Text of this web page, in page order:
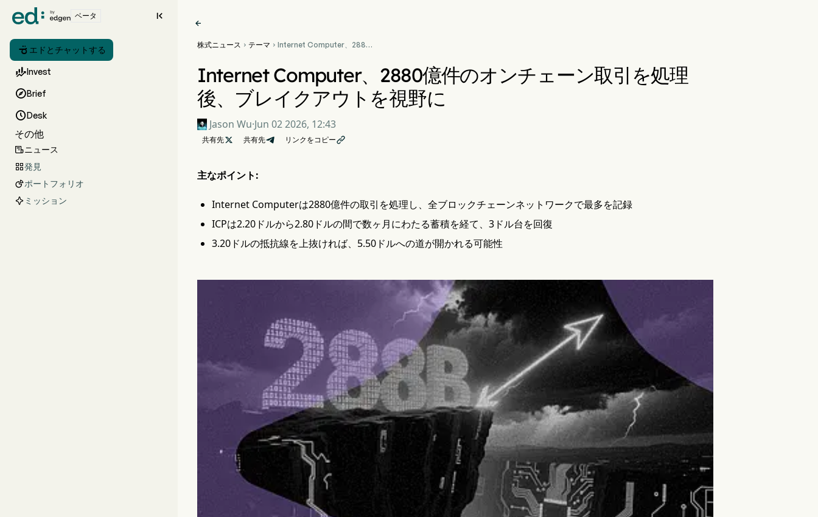
ベータ 
 エドとチャットする
Invest
Brief
Desk
その他
ニュース
発見
ポートフォリオ
ミッション

株式ニュース  テーマ  Internet Computer、2880
に
Internet Computer、2880億件のオンチェーン取引を処理
後、ブレイクアウトを視野に
Jason Wu·Jun 02 2026, 12:43
共有先 共有先 リンクをコピー
主なポイント:
Internet Computerは2880億件の取引を処理し、全ブロックチェーンネットワークで最多を記録
ICPは2.20ドルから2.80ドルの間で数ヶ月にわたる蓄積を経て、3ドル台を回復
3.20ドルの抵抗線を上抜ければ、5.50ドルへの道が開かれる可能性